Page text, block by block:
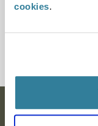
cookies.
Ankestyrelsen